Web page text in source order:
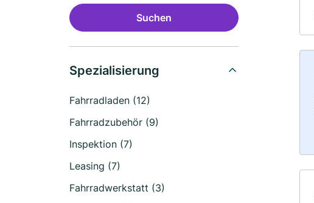
Suchen
Spezialisierung
Fahrradladen (12)
Fahrradzubehör (9)
Inspektion (7)
Leasing (7)
Fahrradwerkstatt (3)